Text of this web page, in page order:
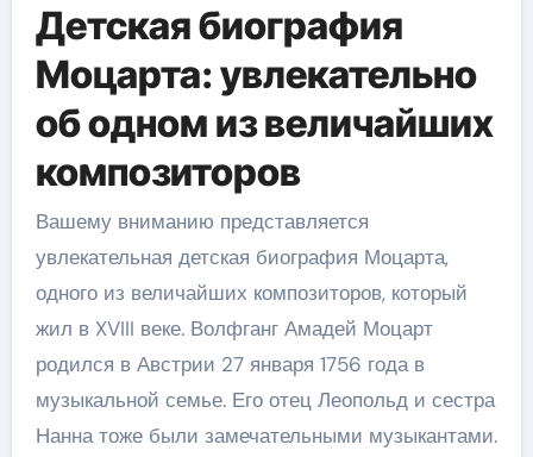
Детская биография
Моцарта: увлекательно
об одном из величайших
композиторов
Вашему вниманию представляется
увлекательная детская биография Моцарта,
одного из величайших композиторов, который
жил в XVIII веке. Волфганг Амадей Моцарт
родился в Австрии 27 января 1756 года в
музыкальной семье. Его отец Леопольд и сестра
Нанна тоже были замечательными музыкантами.